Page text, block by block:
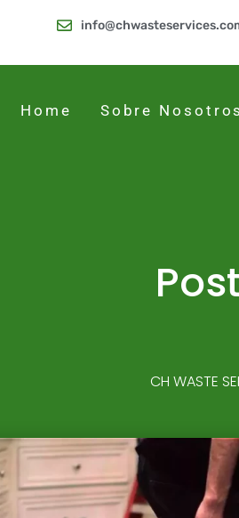
Home Sobre Nosotros
CH WASTE